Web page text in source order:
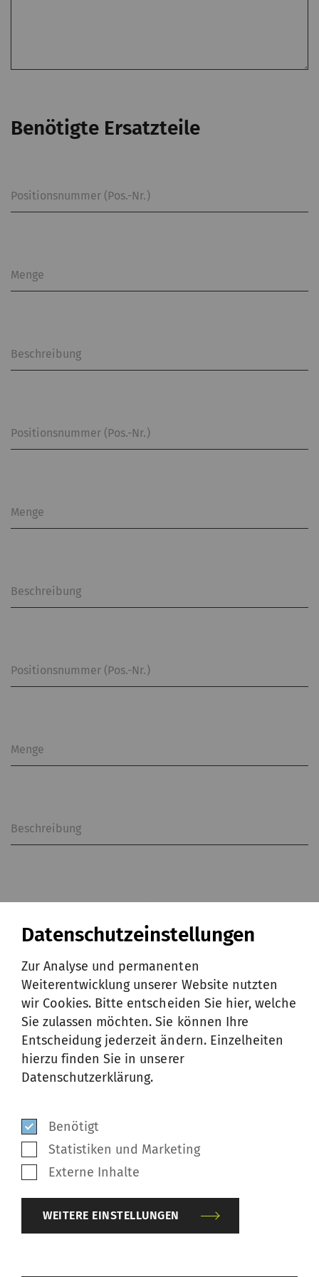
Benötigte Ersatzteile
Positionsnummer (Pos.-Nr.)
Menge
Beschreibung
Positionsnummer (Pos.-Nr.)
Menge
Beschreibung
Positionsnummer (Pos.-Nr.)
Menge
Beschreibung
Menge
Beschreibung
Positionsnummer (Pos.-Nr.)
Menge
Datenschutzeinstellungen
Zur Analyse und permanenten
Weiterentwicklung unserer Website nutzten
wir Cookies. Bitte entscheiden Sie hier, welche
Sie zulassen möchten. Sie können Ihre
Entscheidung jederzeit ändern. Einzelheiten
hierzu finden Sie in unserer
Datenschutzerklärung.
Benötigt
Statistiken und Marketing
Externe Inhalte
WEITERE EINSTELLUNGEN